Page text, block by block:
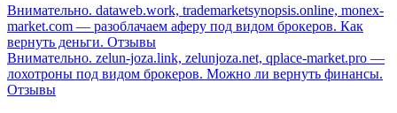
Внимательно. dataweb.work, trademarketsynopsis.online, monex-
market.com — разоблачаем аферу под видом брокеров. Как
вернуть деньги. Отзывы
Внимательно. zelun-joza.link, zelunjoza.net, qplace-market.pro —
лохотроны под видом брокеров. Можно ли вернуть финансы.
Отзывы